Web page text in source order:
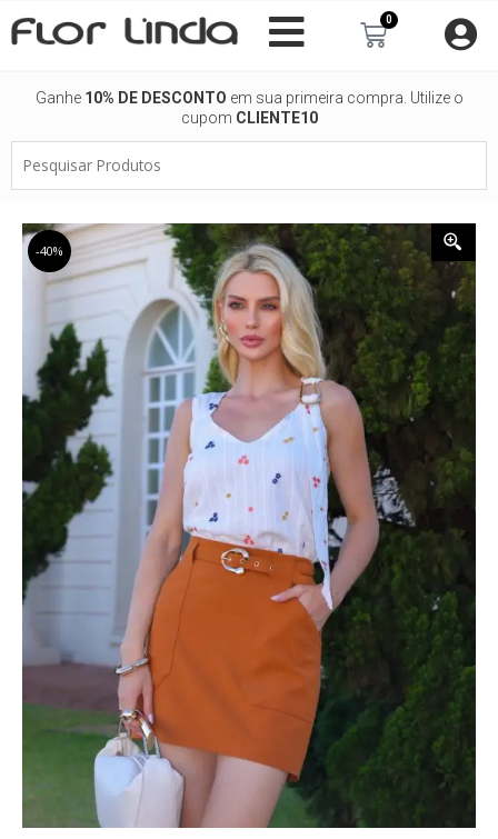
para
0
Carrinho
Ganhe 10% DE DESCONTO em sua primeira compra. Utilize o
cupom CLIENTE10
Produtos
-40%